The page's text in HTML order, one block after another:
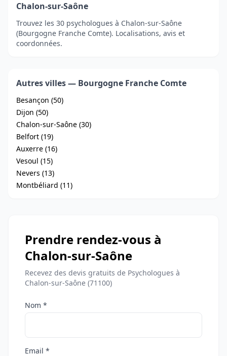
Chalon-sur-Saône
Trouvez les 30 psychologues à Chalon-sur-Saône
(Bourgogne Franche Comte). Localisations, avis et
coordonnées.
Autres villes — Bourgogne Franche Comte
Besançon (50)
Dijon (50)
Chalon-sur-Saône (30)
Belfort (19)
Auxerre (16)
Vesoul (15)
Nevers (13)
Montbéliard (11)
Prendre rendez-vous à
Chalon-sur-Saône
Recevez des devis gratuits de Psychologues à
Chalon-sur-Saône (71100)
Nom *
Email *